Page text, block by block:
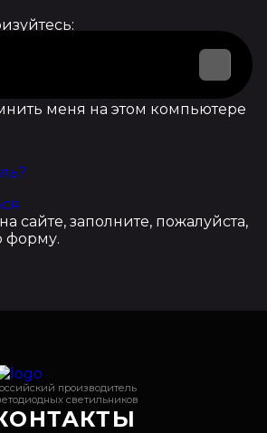
меня на этом компьютере
сайте, заполните, пожалуйста,
форму.
производитель
светильников